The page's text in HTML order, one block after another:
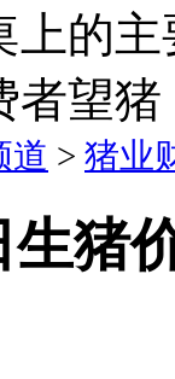
的
者望猪
道 > 猪业
生猪